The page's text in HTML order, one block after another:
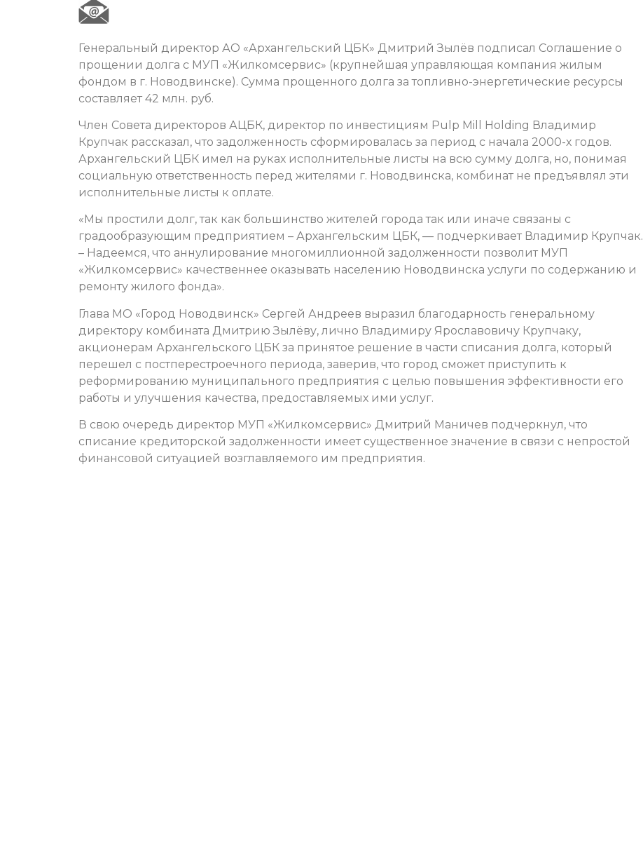
Генеральный директор АО «Архангельский ЦБК» Дмитрий Зылёв подписал Соглашение о
прощении долга с МУП «Жилкомсервис» (крупнейшая управляющая компания жилым
фондом в г. Новодвинске). Сумма прощенного долга за топливно-энергетические ресурсы
составляет 42 млн. руб.
Член Совета директоров АЦБК, директор по инвестициям Pulp Mill Holding Владимир
Крупчак рассказал, что задолженность сформировалась за период с начала 2000-х годов.
Архангельский ЦБК имел на руках исполнительные листы на всю сумму долга, но, понимая
социальную ответственность перед жителями г. Новодвинска, комбинат не предъявлял эти
исполнительные листы к оплате.
«Мы простили долг, так как большинство жителей города так или иначе связаны с
градообразующим предприятием – Архангельским ЦБК, — подчеркивает Владимир Крупчак.
– Надеемся, что аннулирование многомиллионной задолженности позволит МУП
«Жилкомсервис» качественнее оказывать населению Новодвинска услуги по содержанию и
ремонту жилого фонда».
Глава МО «Город Новодвинск» Сергей Андреев выразил благодарность генеральному
директору комбината Дмитрию Зылёву, лично Владимиру Ярославовичу Крупчаку,
акционерам Архангельского ЦБК за принятое решение в части списания долга, который
перешел с постперестроечного периода, заверив, что город сможет приступить к
реформированию муниципального предприятия с целью повышения эффективности его
работы и улучшения качества, предоставляемых ими услуг.
В свою очередь директор МУП «Жилкомсервис» Дмитрий Маничев подчеркнул, что
списание кредиторской задолженности имеет существенное значение в связи с непростой
финансовой ситуацией возглавляемого им предприятия.